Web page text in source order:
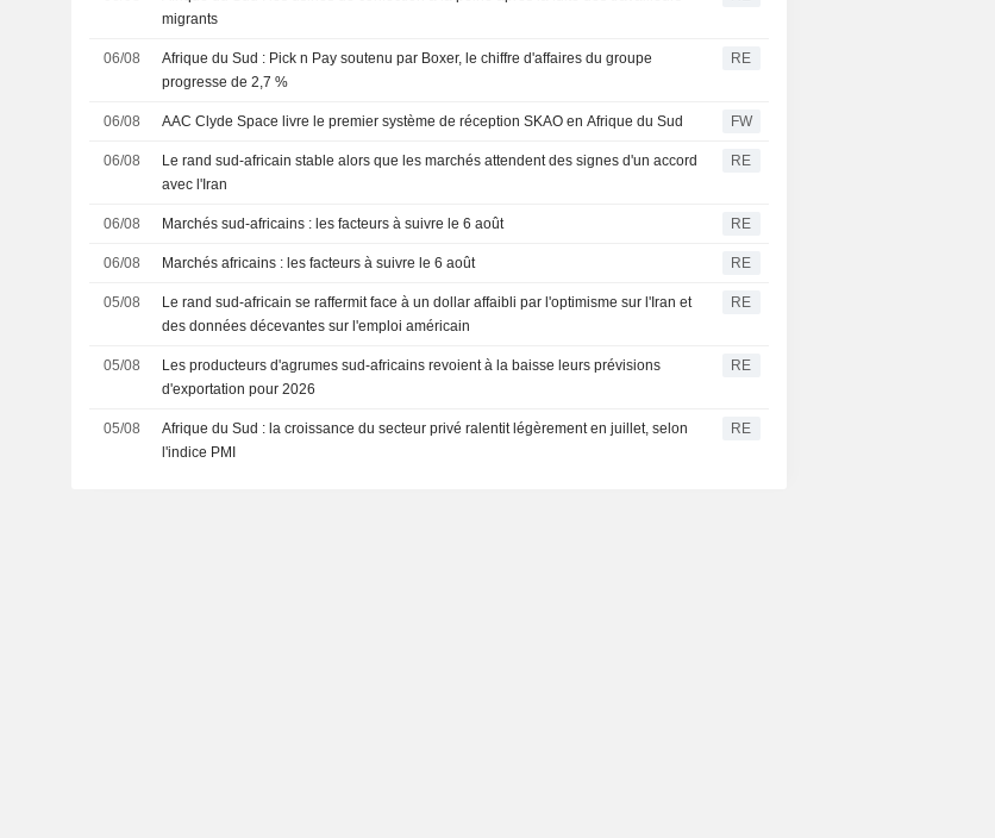
migrants
06/08
Afrique du Sud : Pick n Pay soutenu par Boxer, le chiffre d'affaires du groupe
progresse de 2,7 %
RE
06/08 AAC Clyde Space livre le premier système de réception SKAO en Afrique du Sud FW
06/08
Le rand sud-africain stable alors que les marchés attendent des signes d'un accord
avec l'Iran
RE
06/08 Marchés sud-africains : les facteurs à suivre le 6 août RE
06/08 Marchés africains : les facteurs à suivre le 6 août RE
05/08
Le rand sud-africain se raffermit face à un dollar affaibli par l'optimisme sur l'Iran et
des données décevantes sur l'emploi américain
RE
05/08
Les producteurs d'agrumes sud-africains revoient à la baisse leurs prévisions
d'exportation pour 2026
RE
05/08
Afrique du Sud : la croissance du secteur privé ralentit légèrement en juillet, selon
l'indice PMI
RE